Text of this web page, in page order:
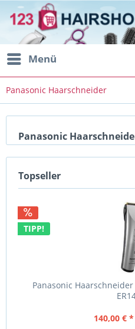
Menü
Panasonic Haarschneider
Panasonic
Topseller
TIPP!
Panasonic
140,00 € *